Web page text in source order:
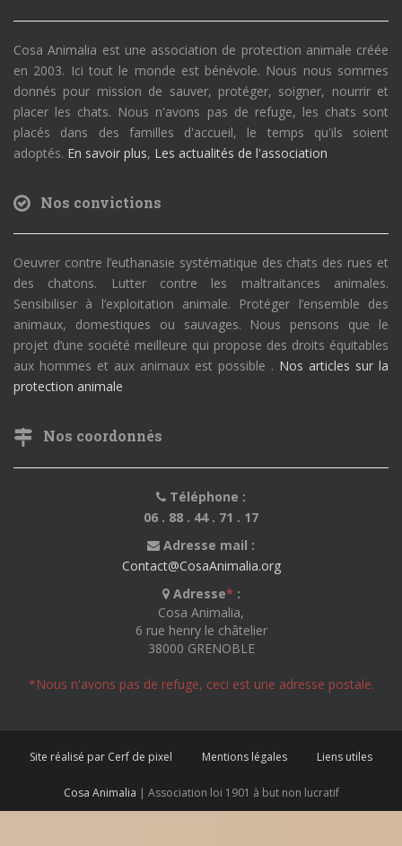
Cosa Animalia est une association de protection animale créée
en 2003. Ici tout le monde est bénévole. Nous nous sommes
donnés pour mission de sauver, protéger, soigner, nourrir et
placer les chats. Nous n'avons pas de refuge, les chats sont
placés dans des familles d'accueil, le temps qu'ils soient
adoptés. En savoir plus, Les actualités de l'association
Nos convictions
Oeuvrer contre l’euthanasie systématique des chats des rues et
des chatons. Lutter contre les maltraitances animales.
Sensibiliser à l’exploitation animale. Protéger l’ensemble des
animaux, domestiques ou sauvages. Nous pensons que le
projet d’une société meilleure qui propose des droits équitables
aux hommes et aux animaux est possible . Nos articles sur la
protection animale
Nos coordonnés
Téléphone :
06 . 88 . 44 . 71 . 17
Adresse mail :
Contact@CosaAnimalia.org
Adresse* :
Cosa Animalia,
6 rue henry le châtelier
38000 GRENOBLE
*Nous n'avons pas de refuge, ceci est une adresse postale.
Site réalisé par Cerf de pixel Mentions légales Liens utiles
Cosa Animalia | Association loi 1901 à but non lucratif